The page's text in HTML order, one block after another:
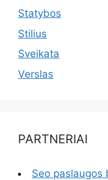
Statybos
Stilius
Sveikata
Verslas
PARTNERIAI
Seo paslaugos